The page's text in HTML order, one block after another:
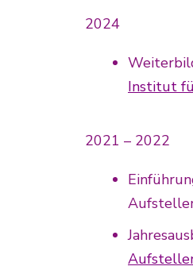
2024
Institut
2021 – 2022